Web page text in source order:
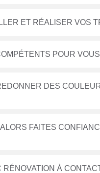
ET RÉALISER VOS
POUR VOUS
DES
FAITES
À